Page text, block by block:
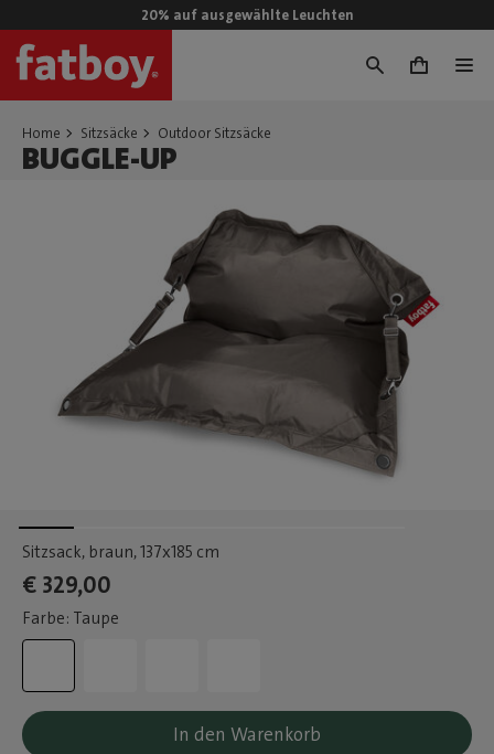
20% auf ausgewählte Leuchten
0
Home Sitzsäcke Outdoor Sitzsäcke
BUGGLE-UP
Sitzsack, braun, 137x185 cm
€ 329,00
Farbe: Taupe
In den Warenkorb